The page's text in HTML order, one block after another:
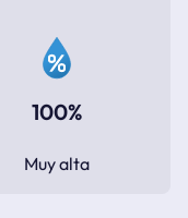
100%
Muy alta